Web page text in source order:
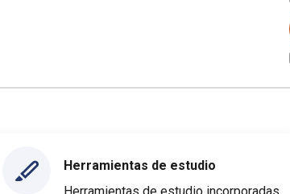
Herramientas de estudio